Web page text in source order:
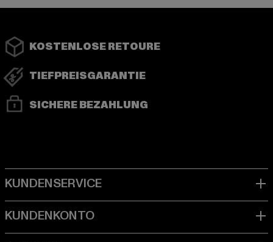
KOSTENLOSE RETOURE
TIEFPREISGARANTIE
SICHERE BEZAHLUNG